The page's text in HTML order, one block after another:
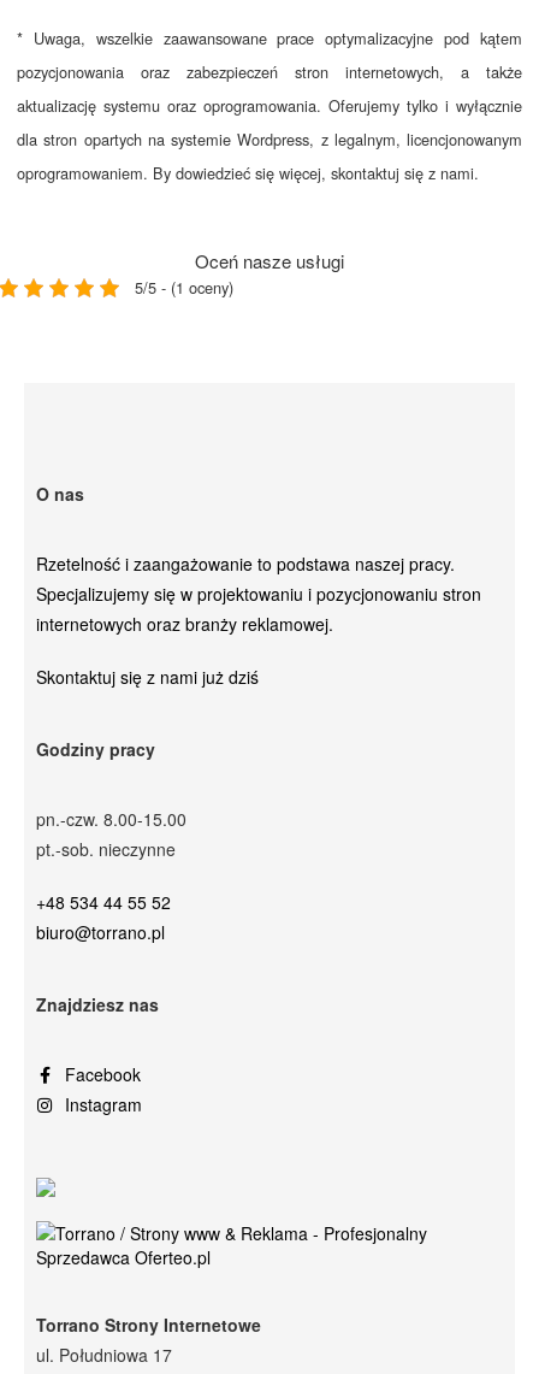
* Uwaga, wszelkie zaawansowane prace optymalizacyjne pod kątem
pozycjonowania oraz zabezpieczeń stron internetowych, a także
aktualizację systemu oraz oprogramowania. Oferujemy tylko i wyłącznie
dla stron opartych na systemie Wordpress, z legalnym, licencjonowanym
oprogramowaniem. By dowiedzieć się więcej, skontaktuj się z nami.
Oceń nasze usługi
5/5 - (1 oceny)
O nas
Rzetelność i zaangażowanie to podstawa naszej pracy.
Specjalizujemy się w projektowaniu i pozycjonowaniu stron
internetowych oraz branży reklamowej.
Skontaktuj się z nami już dziś
Godziny pracy
pn.-czw. 8.00-15.00
pt.-sob. nieczynne
+48 534 44 55 52
biuro@torrano.pl
Znajdziesz nas
Facebook
Instagram
Torrano Strony Internetowe
ul. Południowa 17